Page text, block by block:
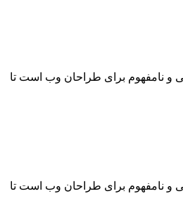
و نامفهوم برای طراحان وب است تا
و نامفهوم برای طراحان وب است تا